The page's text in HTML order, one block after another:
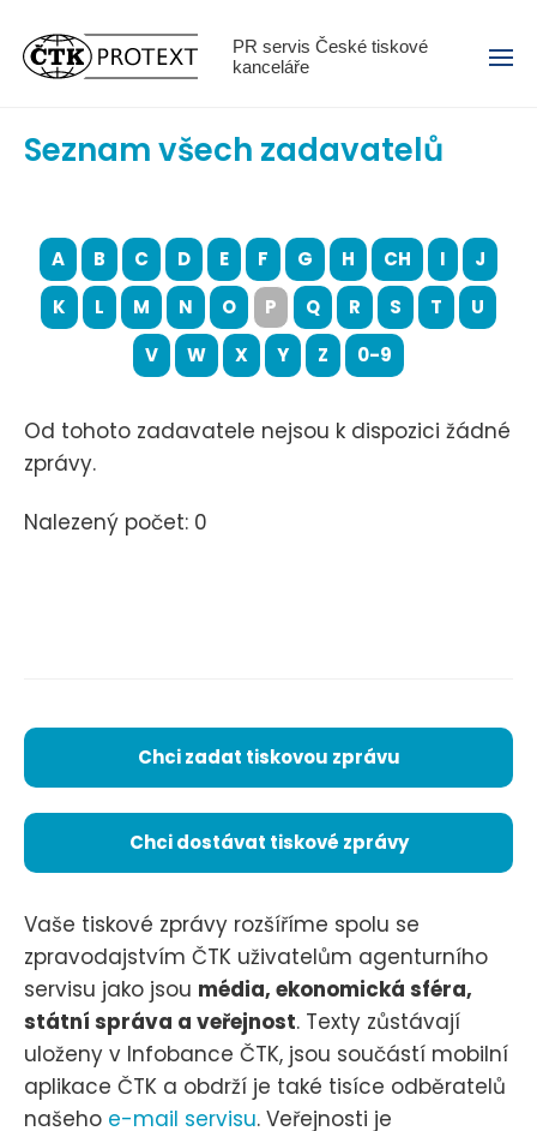
PR servis České tiskové
kanceláře
Menu
Seznam všech zadavatelů
A B C D E F G H CH I
J
K
L M N O P Q R S T
U
V
W X Y Z 0-9
Od tohoto zadavatele nejsou k dispozici žádné
zprávy.
Nalezený počet: 0
Chci zadat tiskovou zprávu
Chci dostávat tiskové zprávy
Vaše tiskové zprávy rozšíříme spolu se
zpravodajstvím ČTK uživatelům agenturního
servisu jako jsou média, ekonomická sféra,
státní správa a veřejnost. Texty zůstávají
uloženy v Infobance ČTK, jsou součástí mobilní
aplikace ČTK a obdrží je také tisíce odběratelů
našeho e-mail servisu. Veřejnosti je